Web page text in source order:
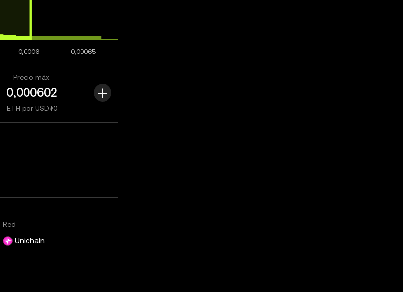
0,0006 0,00065
Precio máx.
ETH por USD₮0
Red
Unichain